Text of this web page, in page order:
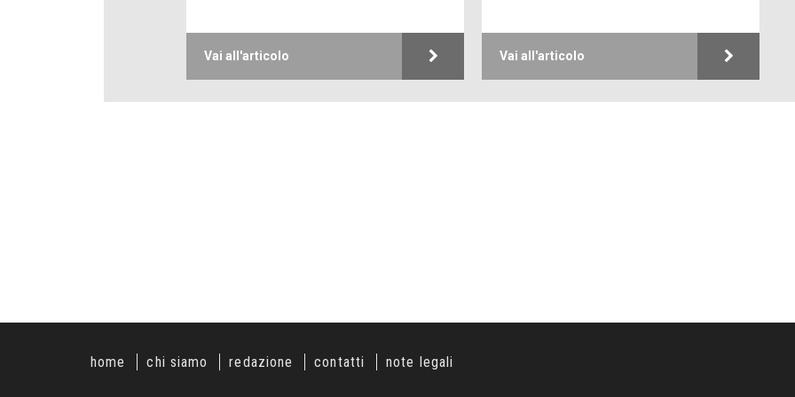
Vai all'articolo
home chi siamo redazione contatti note legali